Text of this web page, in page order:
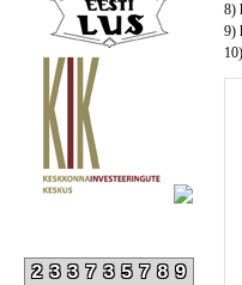
233735789
8)
9)